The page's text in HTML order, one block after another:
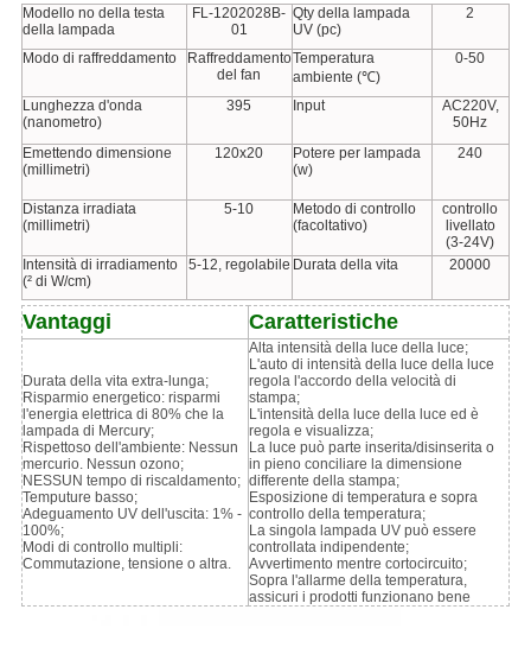
Modello no della testa
della lampada
FL-1202028B-
01
Qty della lampada
UV (pc)
2
Modo di raffreddamento
Raffreddamento
del fan
Temperatura
ambiente (℃)
0-50
Lunghezza d'onda
(nanometro)
395 Input
AC220V,
50Hz
Emettendo dimensione
(millimetri)
120x20
Potere per lampada
(w)
240
Distanza irradiata
(millimetri)
5-10
Metodo di controllo
(facoltativo)
controllo
livellato
(3-24V)
Intensità di irradiamento
(² di W/cm)
5-12, regolabile Durata della vita 20000
Vantaggi Caratteristiche
Durata della vita extra-lunga;
Risparmio energetico: risparmi
l'energia elettrica di 80% che la
lampada di Mercury;
Rispettoso dell'ambiente: Nessun
mercurio. Nessun ozono;
NESSUN tempo di riscaldamento;
Temputure basso;
Adeguamento UV dell'uscita: 1% -
100%;
Modi di controllo multipli:
Commutazione, tensione o altra.
Alta intensità della luce della luce;
L'auto di intensità della luce della luce
regola l'accordo della velocità di
stampa;
L'intensità della luce della luce ed è
regola e visualizza;
La luce può parte inserita/disinserita o
in pieno conciliare la dimensione
differente della stampa;
Esposizione di temperatura e sopra
controllo della temperatura;
La singola lampada UV può essere
controllata indipendente;
Avvertimento mentre cortocircuito;
Sopra l'allarme della temperatura,
assicuri i prodotti funzionano bene